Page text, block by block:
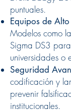
puntuales.
Equipos de
Modelos como
Sigma DS3
universidades o
Seguridad
codificación y
prevenir
institucionales.